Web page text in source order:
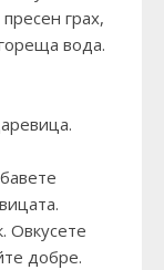
грах,
вода.
Овкусете
добре.